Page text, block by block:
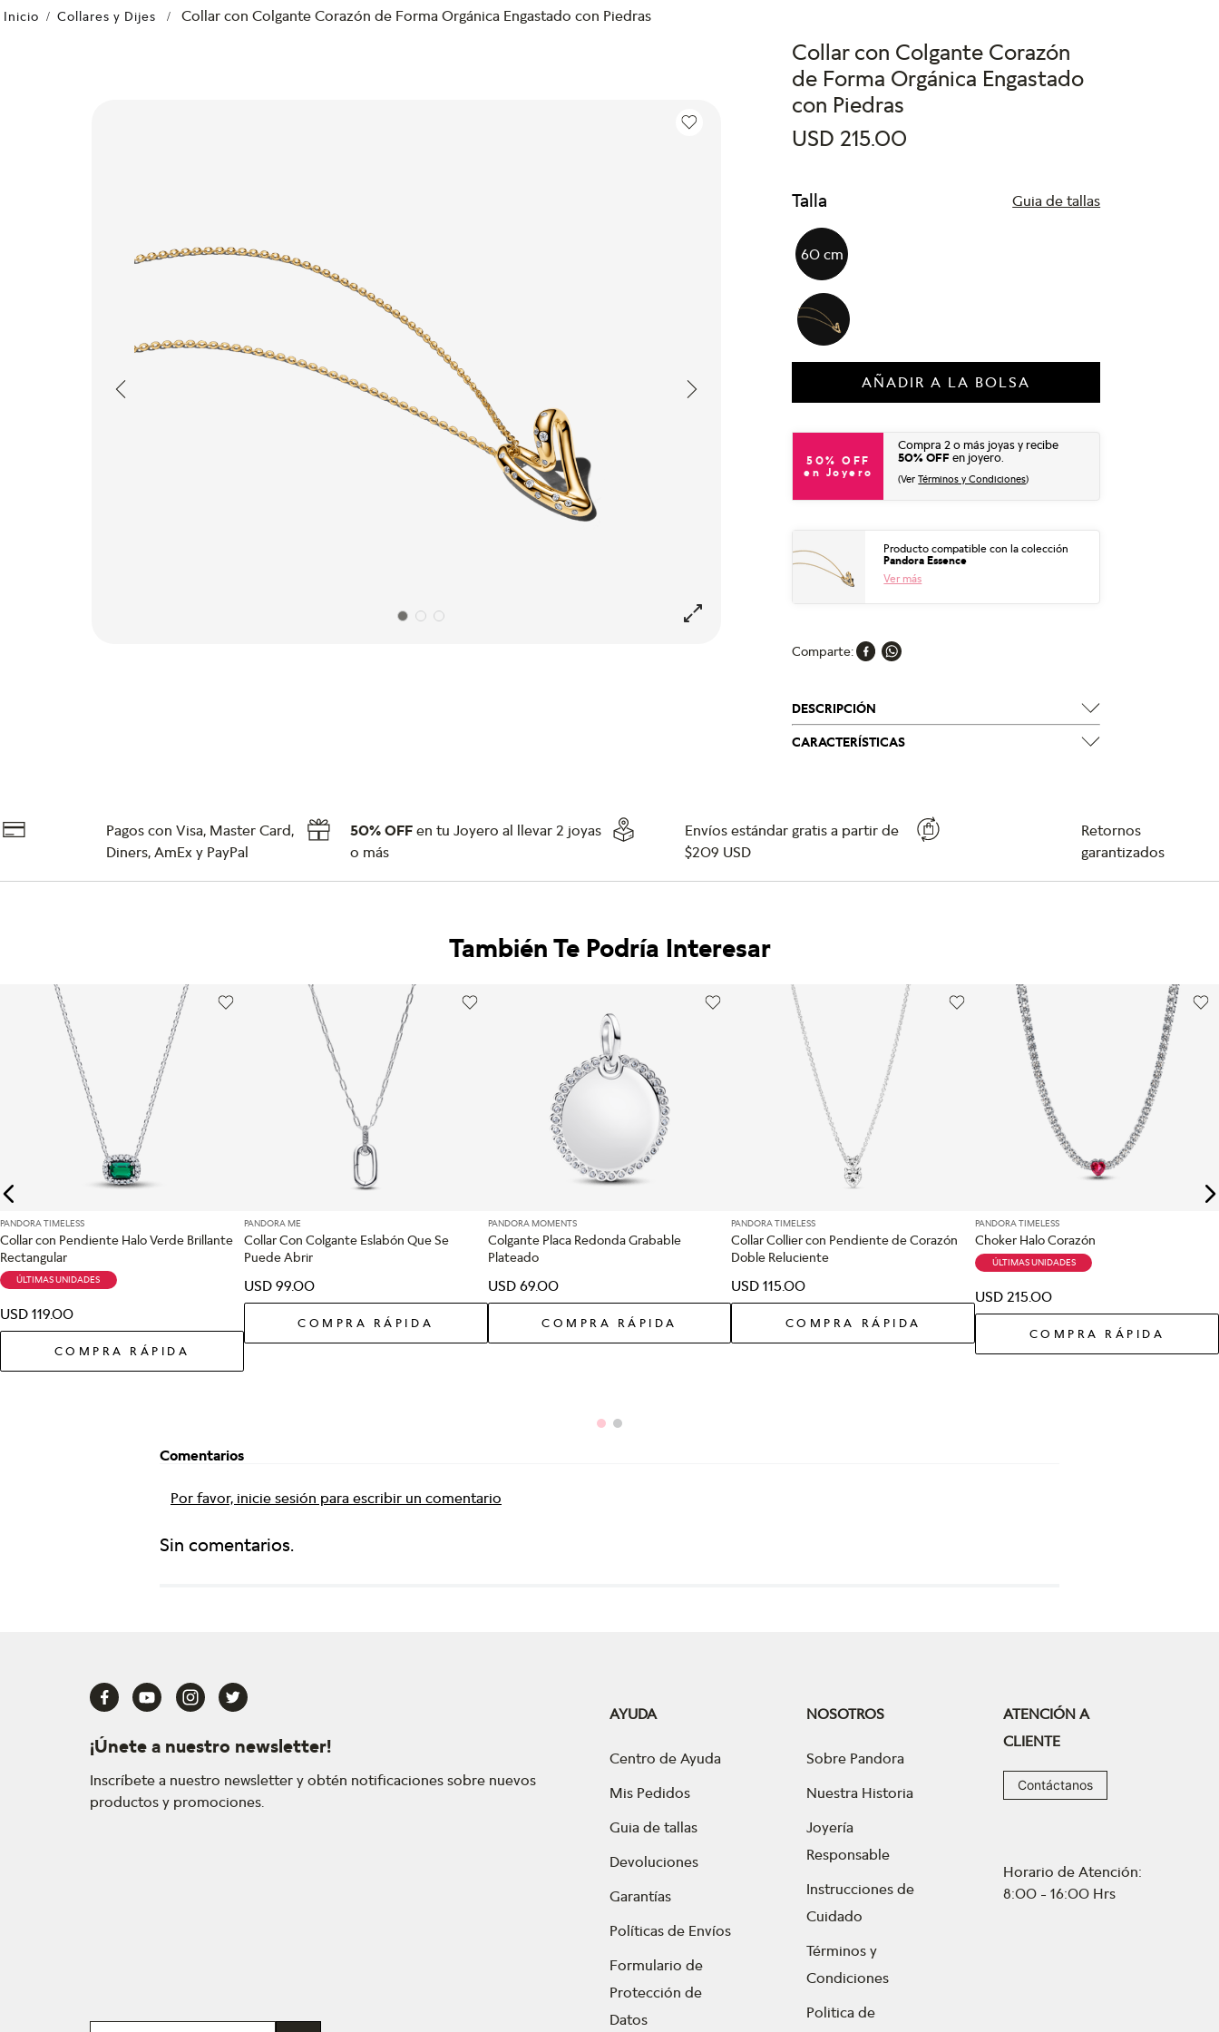
Collares y Dijes Collar con Colgante Corazón de Forma Orgánica Engastado con Piedras
Collar con Colgante Corazón
de Forma Orgánica Engastado
con Piedras
USD 215.00
Talla Guia de tallas
60 cm
AÑADIR A LA BOLSA
50% OFF
en Joyero
Compra 2 o más joyas y recibe
50% OFFen joyero.
(VerTérminos y Condiciones)
Producto compatible con la colección
Pandora Essence
Ver más
Comparte
DESCRIPCIÓN
CARACTERÍSTICAS
Pagos con Visa, Master Card,
Diners, AmEx y PayPal
50% OFFen tu Joyero al llevar 2 joyas
o más
Envíos estándar gratis a partir de
$209 USD
Retornos
garantizados
También Te Podría Interesar
PANDORA TIMELESS
Collar con Pendiente Halo Verde Brillante
Rectangular
ÚLTIMAS UNIDADES
USD 119.00
COMPRA RÁPIDA
PANDORA ME
Collar Con Colgante Eslabón Que Se
Puede Abrir
USD 99.00
COMPRA RÁPIDA
PANDORA MOMENTS
Colgante Placa Redonda Grabable
Plateado
USD 69.00
COMPRA RÁPIDA
PANDORA TIMELESS
Collar Collier con Pendiente de Corazón
Doble Reluciente
USD 115.00
COMPRA RÁPIDA
PANDORA TIMELESS
Choker Halo Corazón
ÚLTIMAS UNIDADES
USD 215.00
COMPRA RÁPIDA
Comentarios
Por favor, inicie sesión para escribir un comentario
Sin comentarios.
¡Únete a nuestro newsletter!
Inscríbete a nuestro newsletter y obtén notificaciones sobre nuevos
productos y promociones.
AYUDA
Centro de Ayuda
Mis Pedidos
Guia de tallas
Devoluciones
Garantías
Políticas de Envíos
Formulario de
Protección de
Datos
NOSOTROS
Sobre Pandora
Nuestra Historia
Joyería
Responsable
Instrucciones de
Cuidado
Términos y
Condiciones
Politica de
ATENCIÓN A
CLIENTE
Contáctanos
Horario de Atención:
8:00 - 16:00 Hrs